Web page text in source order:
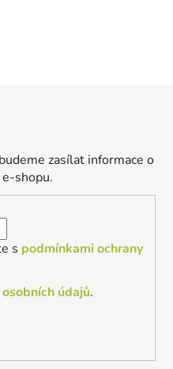
zasílat informace o
shopu.
s podmínkami ochrany
údajů.